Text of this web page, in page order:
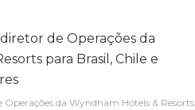
da Wyndham Hotels & Resorts